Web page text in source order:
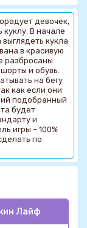
девочек,
куклу. В начале
кукла
в красивую
разбросаны
и обувь.
на бегу
как если они
подобранный
будет
и
игры – 100%
по
Лайф